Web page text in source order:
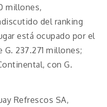
millones,
del ranking
está ocupado por el
237.271 millones;
con G.
Refrescos SA,